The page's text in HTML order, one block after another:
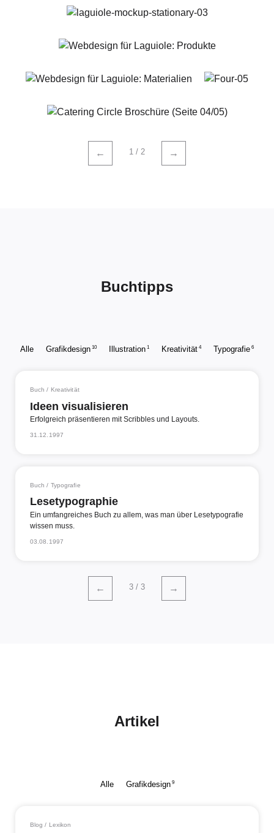
← 1 / 2 →
Buchtipps
Alle Grafikdesign 10 Illustration 1 Kreativität 4 Typografie 6
Buch / Kreativität
Ideen visualisieren
Erfolgreich präsentieren mit Scribbles und Layouts.
31.12.1997
Buch / Typografie
Lesetypographie
Ein umfangreiches Buch zu allem, was man über Lesetypografie
wissen muss.
03.08.1997
← 3 / 3 →
Artikel
Alle Grafikdesign9
Blog / Lexikon